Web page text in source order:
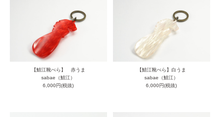
【鯖江靴べら】 赤うま
sabae（鯖江）
6,000円(税抜)
【鯖江靴べら】白うま
sabae（鯖江）
6,000円(税抜)